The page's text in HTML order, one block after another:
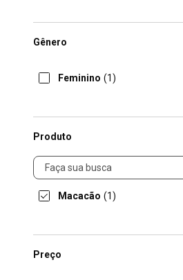
Gênero
Feminino (1)
Produto
Produto
Macacão (1)
Preço